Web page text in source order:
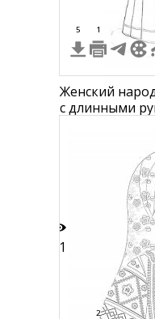
5 1
Женский
с длинными
пояском,
играющий на
11
2